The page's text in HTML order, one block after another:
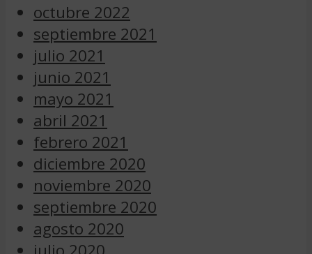
octubre 2022
septiembre 2021
julio 2021
junio 2021
mayo 2021
abril 2021
febrero 2021
diciembre 2020
noviembre 2020
septiembre 2020
agosto 2020